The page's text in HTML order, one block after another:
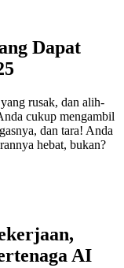
Dapat
rusak, dan alih-
cukup mengambil
dan tara! Anda
hebat, bukan?
AI